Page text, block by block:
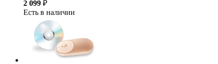
2 099 ₽
Есть в наличии